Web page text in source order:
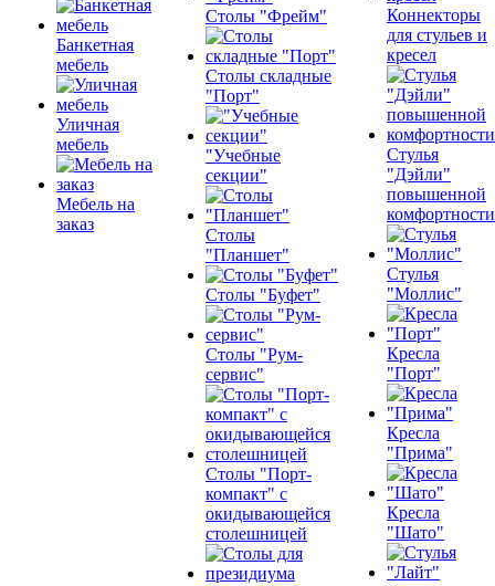
Банкетная
мебель
Уличная
мебель
Мебель на
заказ
Столы "Фрейм"
Столы складные
"Порт"
"Учебные
секции"
Столы
"Планшет"
Столы "Буфет"
Столы "Рум-
сервис"
Столы "Порт-
компакт" с
окидывающейся
столешницей
Коннекторы
для стульев и
кресел
Стулья
"Дэйли"
повышенной
комфортности
Стулья
"Моллис"
Кресла
"Порт"
Кресла
"Прима"
Кресла
"Шато"